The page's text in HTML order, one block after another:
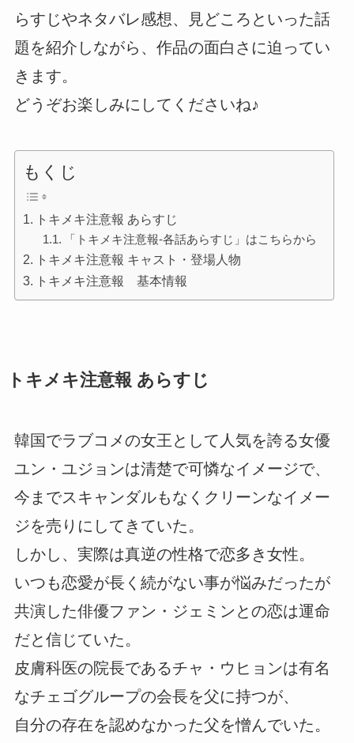
らすじやネタバレ感想、見どころといった話
題を紹介しながら、作品の面白さに迫ってい
きます。
どうぞお楽しみにしてくださいね♪
もくじ
トキメキ注意報 あらすじ
「トキメキ注意報-各話あらすじ」はこちらから
トキメキ注意報 キャスト・登場人物
トキメキ注意報 基本情報
トキメキ注意報 あらすじ
韓国でラブコメの女王として人気を誇る女優
ユン・ユジョンは清楚で可憐なイメージで、
今までスキャンダルもなくクリーンなイメー
ジを売りにしてきていた。
しかし、実際は真逆の性格で恋多き女性。
いつも恋愛が長く続がない事が悩みだったが
共演した俳優ファン・ジェミンとの恋は運命
だと信じていた。
皮膚科医の院長であるチャ・ウヒョンは有名
なチェゴグループの会長を父に持つが、
自分の存在を認めなかった父を憎んでいた。